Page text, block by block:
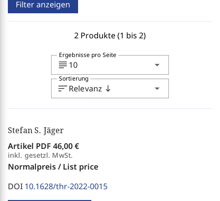
Filter anzeigen
2 Produkte (1 bis 2)
subject 10 arrow_drop_down
Ergebnisse pro Seite
sortRelevanz south arrow_drop_down
Sortierung
Stefan S. Jäger
Artikel PDF 46,00 €
inkl. gesetzl. MwSt.
Normalpreis / List price
DOI 10.1628/thr-2022-0015